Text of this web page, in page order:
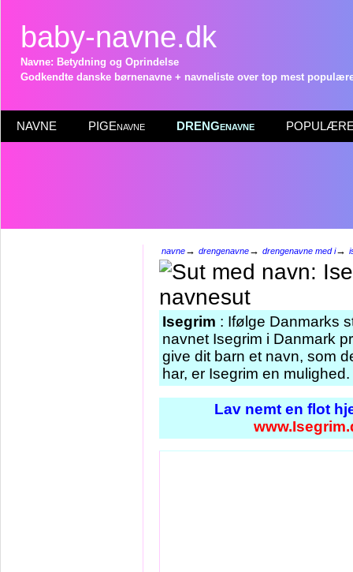
baby-navne.dk
Navne: Betydning og Oprindelse
Godkendte danske børnenavne + navneliste over top mest
NAVNE PIGEnavne DRENGenavne POPULÆRE
navne→ drengenavne→ drengenavne med i→
Isegrim : Ifølge Danmarks
navnet Isegrim i Danmark
give dit barn et navn, som
har, er Isegrim en mulighed.
Lav nemt en flot